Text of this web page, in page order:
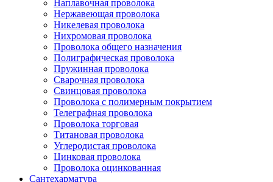
Наплавочная проволока
Нержавеющая проволока
Никелевая проволока
Нихромовая проволока
Проволока общего назначения
Полиграфическая проволока
Пружинная проволока
Сварочная проволока
Свинцовая проволока
Проволока с полимерным покрытием
Телеграфная проволока
Проволока торговая
Титановая проволока
Углеродистая проволока
Цинковая проволока
Проволока оцинкованная
Сантехарматура